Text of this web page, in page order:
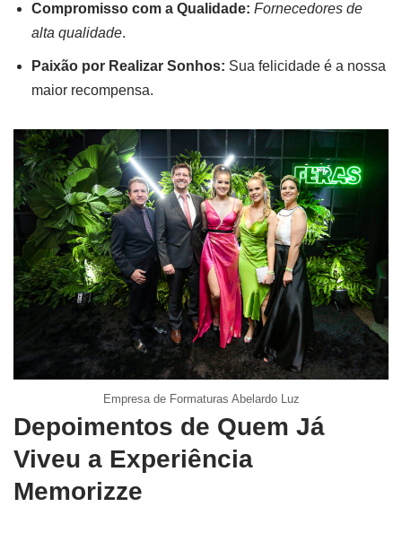
Compromisso com a Qualidade: Fornecedores de
alta qualidade.
Paixão por Realizar Sonhos: Sua felicidade é a nossa
maior recompensa.
Empresa de Formaturas Abelardo Luz
Depoimentos de Quem Já
Viveu a Experiência
Memorizze